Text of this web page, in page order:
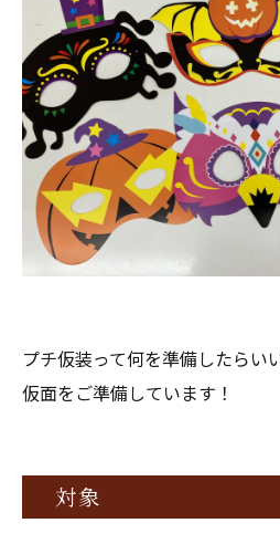
プチ仮装って何を準備したらい
仮面をご準備しています！
対象